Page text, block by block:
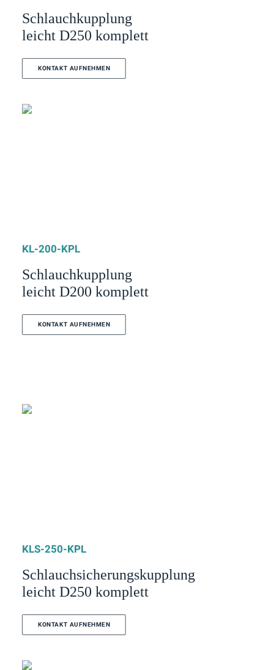
KL-200-KPL
Schlauchkupplung
leicht D200 komplett
KONTAKT AUFNEHMEN
Schlauchkupplung
leicht D250 komplett
KONTAKT AUFNEHMEN
KLS-250-KPL
Schlauchsicherungskupplung
leicht D250 komplett
KONTAKT AUFNEHMEN